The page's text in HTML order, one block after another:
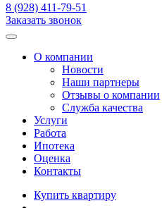
8 (928) 411-79-51
Заказать звонок
О компании
Новости
Наши партнеры
Отзывы о компании
Служба качества
Услуги
Работа
Ипотека
Оценка
Контакты
Купить квартиру